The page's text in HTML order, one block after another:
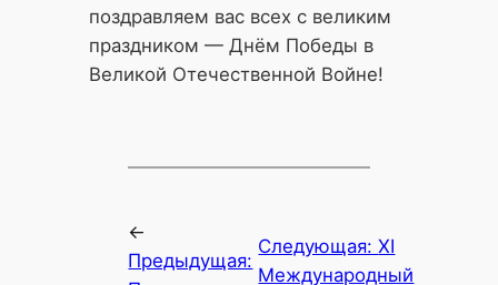
поздравляем вас всех с великим
праздником — Днём Победы в
Великой Отечественной Войне!
←
Предыдущая:
Следующая:XI
Международный